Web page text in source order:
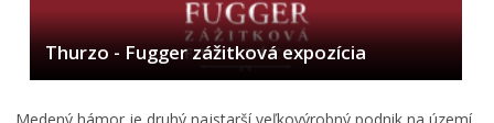
Thurzo - Fugger zážitková expozícia